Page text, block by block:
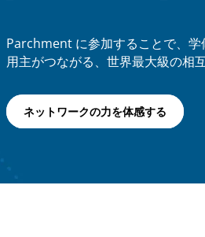
Parchment に参加することで、
用主がつながる、世界最大級の相
ネットワークの力を体感する